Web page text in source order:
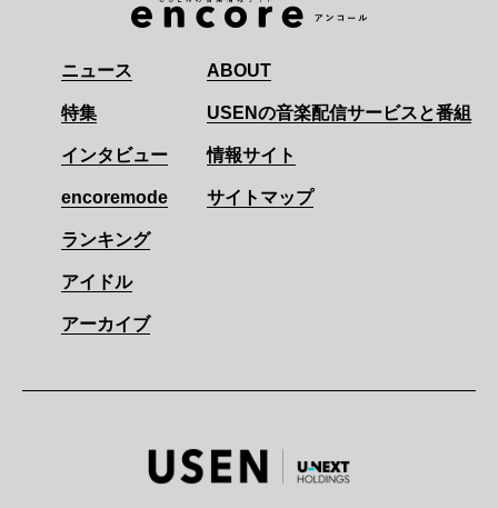
ニュース
特集
インタビュー
encoremode
ランキング
アイドル
アーカイブ
ABOUT
USENの音楽配信サービスと番組
情報サイト
サイトマップ